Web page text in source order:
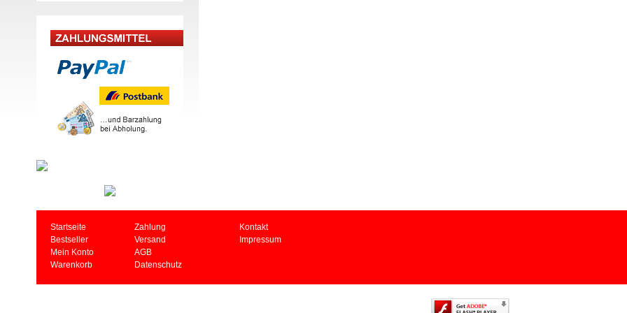
Startseite Zahlung
Kontakt
Bestseller
Versand
Impressum
Mein Konto
AGB
Warenkorb
Datenschutz